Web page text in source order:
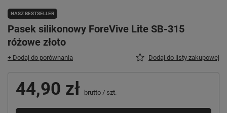
NASZ BESTSELLER
Pasek silikonowy ForeVive Lite SB-315
różowe złoto
+ Dodaj do porównania Dodaj do listy zakupowej
44,90 zł brutto / szt.